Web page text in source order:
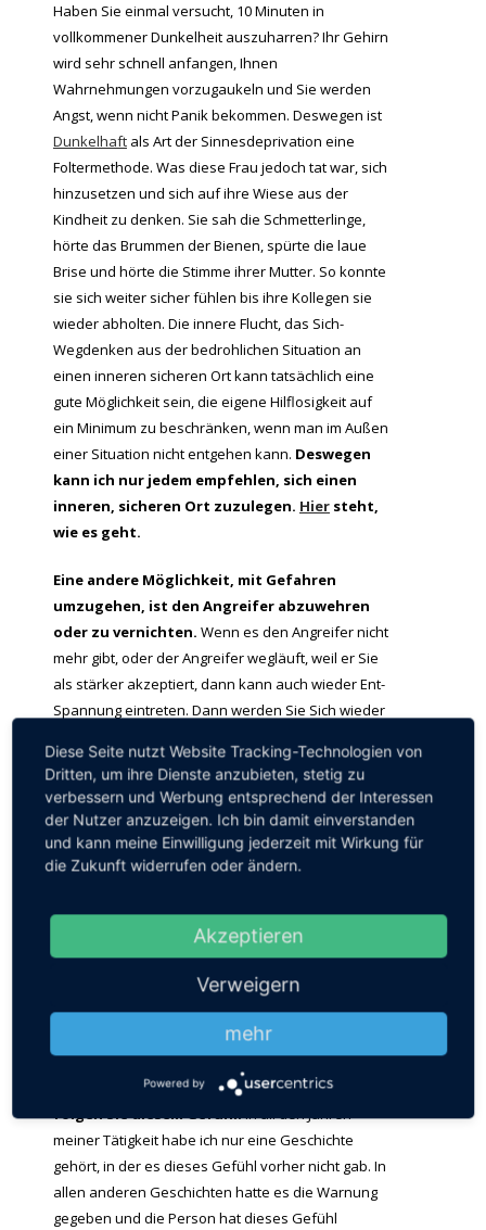
Haben Sie einmal versucht, 10 Minuten in
vollkommener Dunkelheit auszuharren? Ihr Gehirn
wird sehr schnell anfangen, Ihnen
Wahrnehmungen vorzugaukeln und Sie werden
Angst, wenn nicht Panik bekommen. Deswegen ist
Dunkelhaft als Art der Sinnesdeprivation eine
Foltermethode. Was diese Frau jedoch tat war, sich
hinzusetzen und sich auf ihre Wiese aus der
Kindheit zu denken. Sie sah die Schmetterlinge,
hörte das Brummen der Bienen, spürte die laue
Brise und hörte die Stimme ihrer Mutter. So konnte
sie sich weiter sicher fühlen bis ihre Kollegen sie
wieder abholten. Die innere Flucht, das Sich-
Wegdenken aus der bedrohlichen Situation an
einen inneren sicheren Ort kann tatsächlich eine
gute Möglichkeit sein, die eigene Hilflosigkeit auf
ein Minimum zu beschränken, wenn man im Außen
einer Situation nicht entgehen kann. Deswegen
kann ich nur jedem empfehlen, sich einen
inneren, sicheren Ort zuzulegen. Hier steht,
wie es geht.
Eine andere Möglichkeit, mit Gefahren
umzugehen, ist den Angreifer abzuwehren
oder zu vernichten. Wenn es den Angreifer nicht
mehr gibt, oder der Angreifer wegläuft, weil er Sie
als stärker akzeptiert, dann kann auch wieder Ent-
Spannung eintreten. Dann werden Sie Sich wieder
Wie können Sie nun dauerhaft für Ihre Sicherheit
sorgen?
Es wird immer Situationen geben, in denen
Dazu spielen zu viele Faktoren eine Rolle dabei, ob
Sie in Gefahr geraten oder nicht.
Das Risiko für lebensgefährliche Gefahren
lässt sich jedoch klein halten.Vor allem, indem
Bauchgefühl hören, Ihre Intuition
Gefahrenradar.Wenn Ihr Bauchgefühl Ihnen
sagt, eine Situation zu verlassen, dann
folgen Sie diesem Gefühl!In all den Jahren
meiner Tätigkeit habe ich nur eine Geschichte
gehört, in der es dieses Gefühl vorher nicht gab. In
allen anderen Geschichten hatte es die Warnung
gegeben und die Person hat dieses Gefühl
Diese Seite nutzt Website Tracking-Technologien von
Dritten, um ihre Dienste anzubieten, stetig zu
verbessern und Werbung entsprechend der Interessen
der Nutzer anzuzeigen. Ich bin damit einverstanden
und kann meine Einwilligung jederzeit mit Wirkung für
die Zukunft widerrufen oder ändern.
Akzeptieren
Verweigern
mehr
Powered by